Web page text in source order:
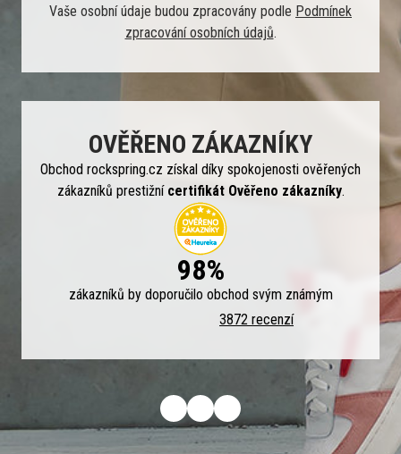
Vaše osobní údaje budou zpracovány podle Podmínek
zpracování osobních údajů.
OVĚŘENO ZÁKAZNÍKY
Obchod rockspring.cz získal díky spokojenosti ověřených
zákazníků prestižní certifikát Ověřeno zákazníky.
98%
zákazníků by doporučilo obchod svým známým
3872 recenzí